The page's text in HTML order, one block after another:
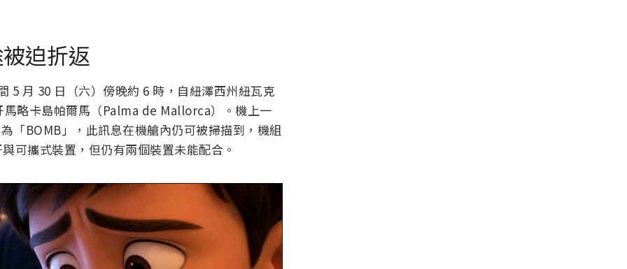
迫折返
5 月 30 日（六）傍晚約 6 時，自紐澤西州紐瓦克
略卡島帕爾馬（Palma de Mallorca）。機上一
「BOMB」，此訊息在機艙內仍可被掃描到，機組
可攜式裝置，但仍有兩個裝置未能配合。